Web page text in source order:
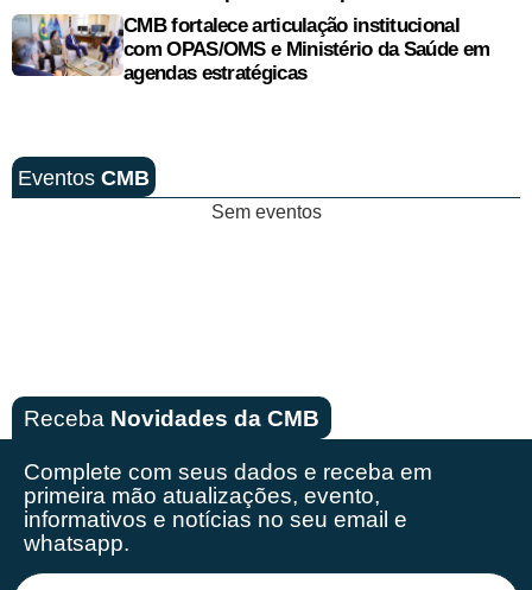
CMB fortalece articulação institucional
com OPAS/OMS e Ministério da Saúde em
agendas estratégicas
Eventos CMB
Sem eventos
Receba Novidades da CMB
Complete com seus dados e receba em
primeira mão atualizações, evento,
informativos e notícias no seu email e
whatsapp.